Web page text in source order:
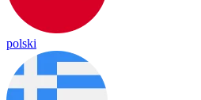
polski